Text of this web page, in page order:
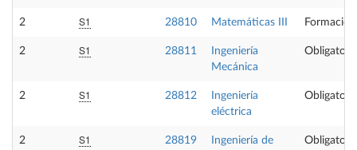
2 S1 28810 Matemáticas III
2 S1 28811
Ingeniería
Mecánica
Obligatoria
2 S1 28812
Ingeniería
eléctrica
Obligatoria
2 S1 28819
Ingeniería de
Obligatoria